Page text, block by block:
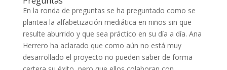
En la ronda de preguntas se ha preguntado como se
plantea la alfabetización mediática en niños sin que
resulte aburrido y que sea práctico en su día a día. Ana
Herrero ha aclarado que como aún no está muy
desarrollado el proyecto no pueden saber de forma